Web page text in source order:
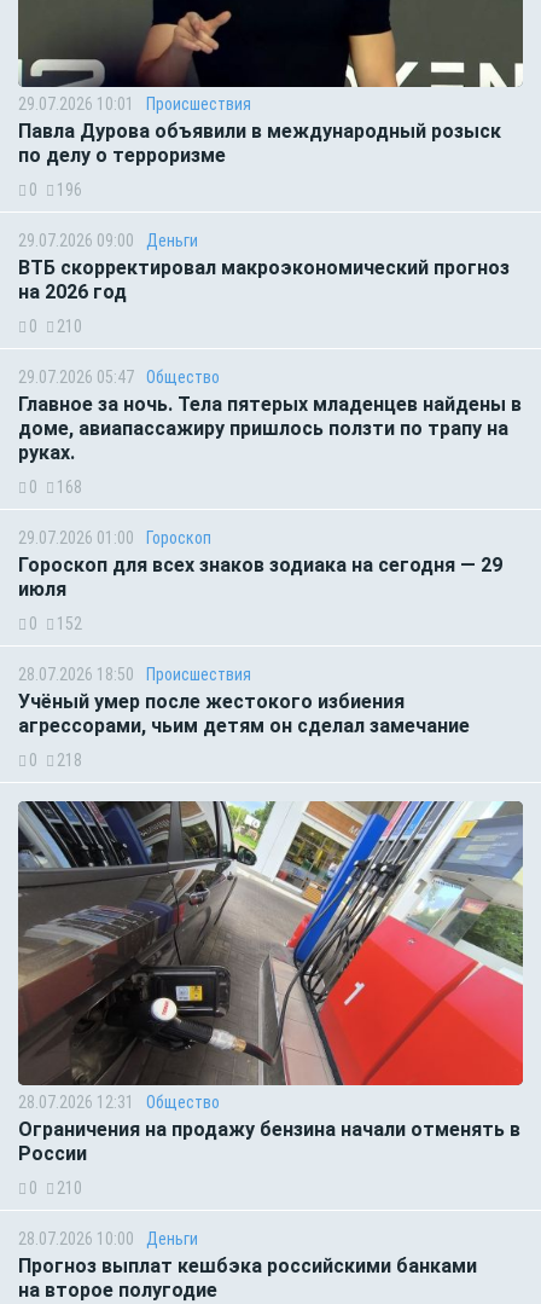
29.07.2026 10:01 Происшествия
Павла Дурова объявили в международный розыск
по делу о терроризме
0 196
29.07.2026 09:00 Деньги
ВТБ скорректировал макроэкономический прогноз
на 2026 год
0 210
29.07.2026 05:47 Общество
Главное за ночь. Тела пятерых младенцев найдены в
доме, авиапассажиру пришлось ползти по трапу на
руках.
0 168
29.07.2026 01:00 Гороскоп
Гороскоп для всех знаков зодиака на сегодня — 29
июля
0 152
28.07.2026 18:50 Происшествия
Учёный умер после жестокого избиения
агрессорами, чьим детям он сделал замечание
0 218
28.07.2026 12:31 Общество
Ограничения на продажу бензина начали отменять в
России
0 210
28.07.2026 10:00 Деньги
Прогноз выплат кешбэка российскими банками
на второе полугодие